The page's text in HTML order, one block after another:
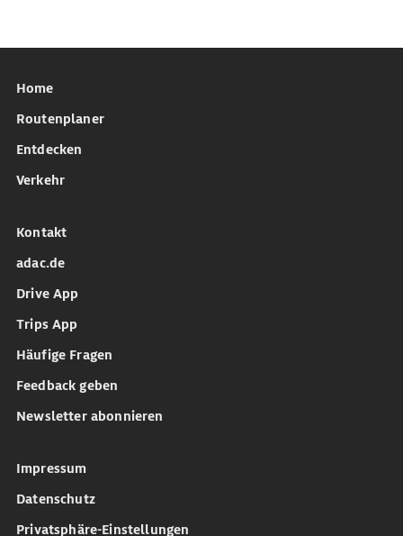
Home
Routenplaner
Entdecken
Verkehr
Kontakt
adac.de
Drive App
Trips App
Häufige Fragen
Feedback geben
Newsletter abonnieren
Impressum
Datenschutz
Privatsphäre-Einstellungen